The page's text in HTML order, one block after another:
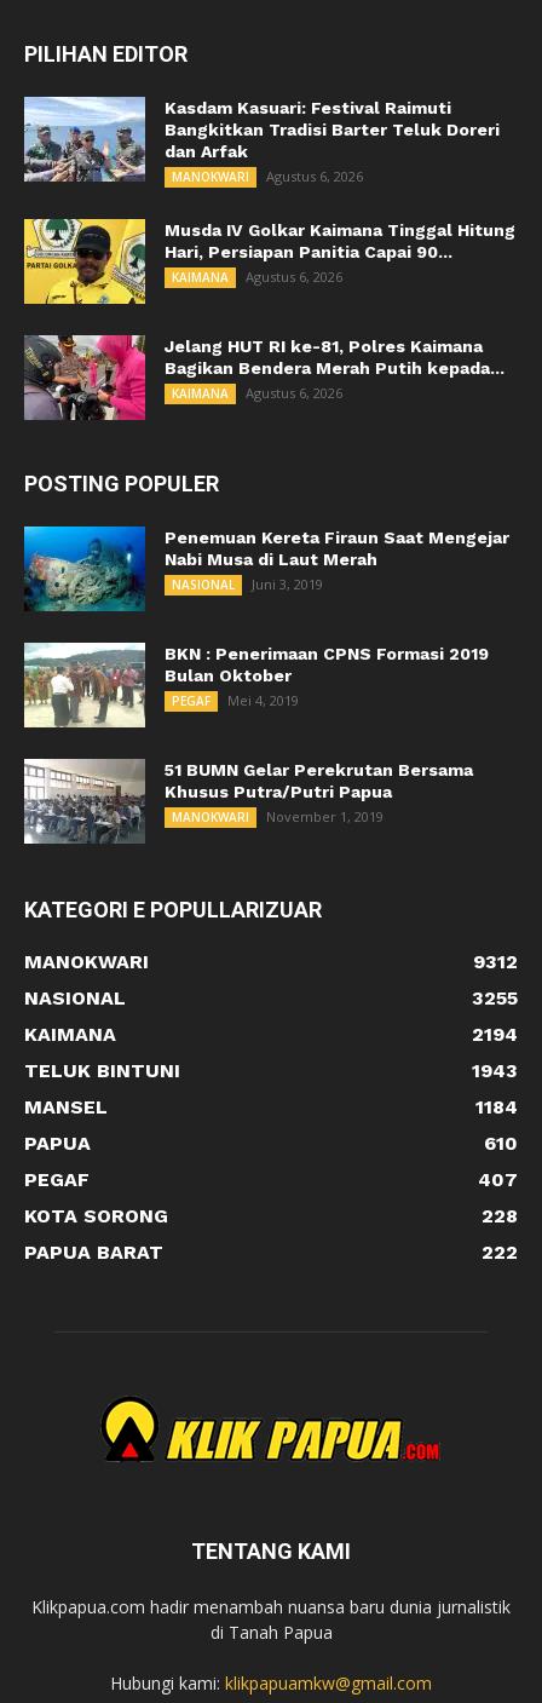
PILIHAN EDITOR
Kasdam Kasuari: Festival Raimuti
Bangkitkan Tradisi Barter Teluk Doreri
dan Arfak
MANOKWARI Agustus 6, 2026
Musda IV Golkar Kaimana Tinggal Hitung
Hari, Persiapan Panitia Capai 90...
KAIMANA Agustus 6, 2026
Jelang HUT RI ke-81, Polres Kaimana
Bagikan Bendera Merah Putih kepada...
KAIMANA Agustus 6, 2026
POSTING POPULER
Penemuan Kereta Firaun Saat Mengejar
Nabi Musa di Laut Merah
NASIONAL Juni 3, 2019
BKN : Penerimaan CPNS Formasi 2019
Bulan Oktober
PEGAF Mei 4, 2019
51 BUMN Gelar Perekrutan Bersama
Khusus Putra/Putri Papua
MANOKWARI November 1, 2019
KATEGORI E POPULLARIZUAR
MANOKWARI
9312
NASIONAL
3255
KAIMANA
2194
TELUK BINTUNI
1943
MANSEL
1184
PAPUA
610
PEGAF
407
KOTA SORONG
228
PAPUA BARAT
222
TENTANG KAMI
Klikpapua.com hadir menambah nuansa baru dunia jurnalistik
di Tanah Papua
Hubungi kami: klikpapuamkw@gmail.com